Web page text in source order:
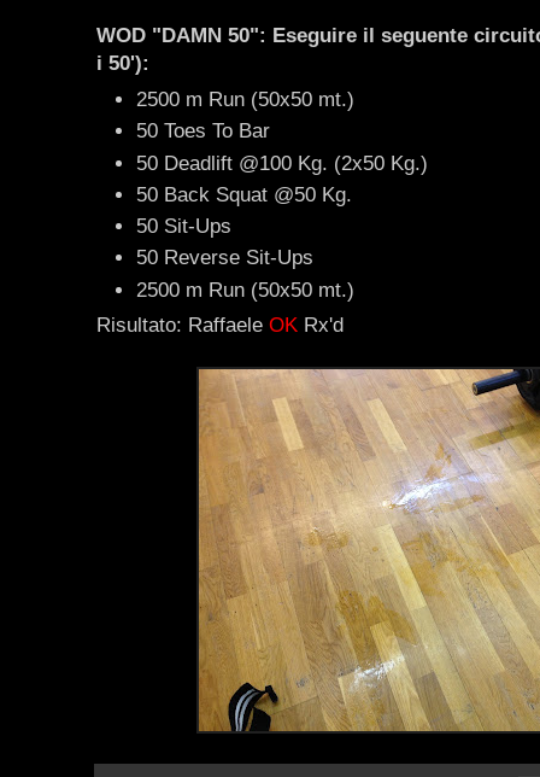
WOD "DAMN 50": Eseguire il seguente
i 50'):
2500 m Run (50x50 mt.)
50 Toes To Bar
50 Deadlift @100 Kg. (2x50 Kg.)
50 Back Squat @50 Kg.
50 Sit-Ups
50 Reverse Sit-Ups
2500 m Run (50x50 mt.)
Risultato: Raffaele OK Rx'd